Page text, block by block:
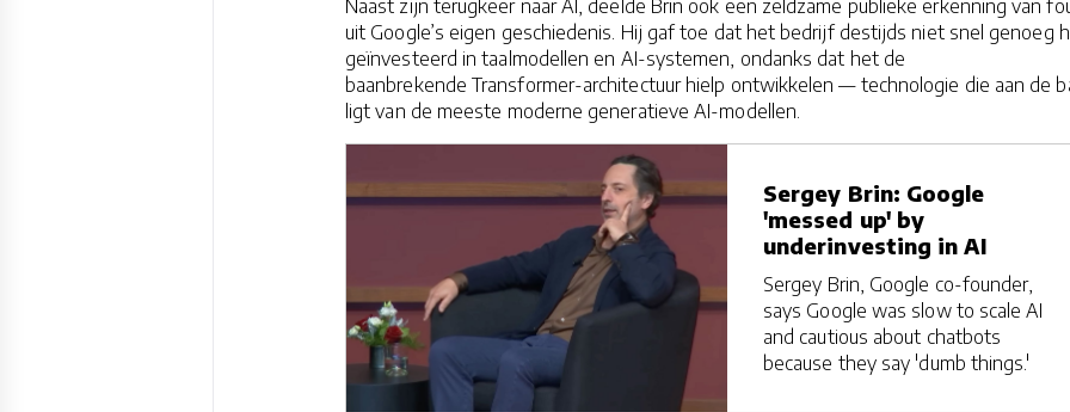
Naast zijn terugkeer naar AI, deelde Brin ook een zeldzame publieke erkenning van
uit Google’s eigen geschiedenis. Hij gaf toe dat het bedrijf destijds niet snel genoeg
geïnvesteerd in taalmodellen en AI-systemen, ondanks dat het de
baanbrekende Transformer-architectuur hielp ontwikkelen — technologie die aan de
ligt van de meeste moderne generatieve AI-modellen.
Sergey Brin: Google
'messed up' by
underinvesting in AI
Sergey Brin, Google co-founder,
says Google was slow to scale AI
and cautious about chatbots
because they say 'dumb things.'